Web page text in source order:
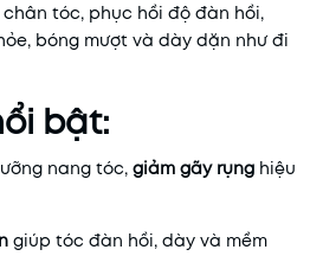
tóc, phục hồi độ đàn hồi,
bóng mượt và dày dặn như đi
bật:
nang tóc, giảm gãy rụng hiệu
giúp tóc đàn hồi, dày và mềm